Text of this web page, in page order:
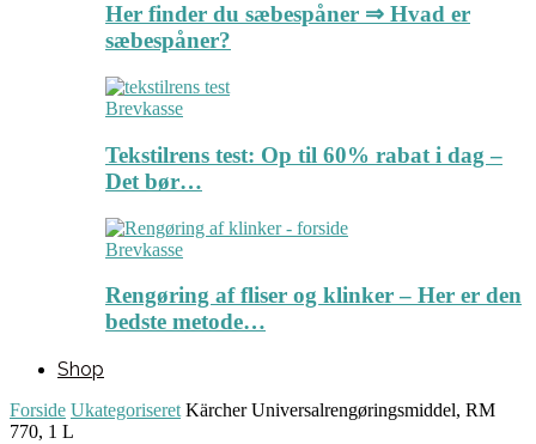
Her finder du sæbespåner ⇒ Hvad er
sæbespåner?
Brevkasse
Tekstilrens test: Op til 60% rabat i dag –
Det bør…
Brevkasse
Rengøring af fliser og klinker – Her er den
bedste metode…
Shop
Forside Ukategoriseret Kärcher Universalrengøringsmiddel, RM
770, 1 L